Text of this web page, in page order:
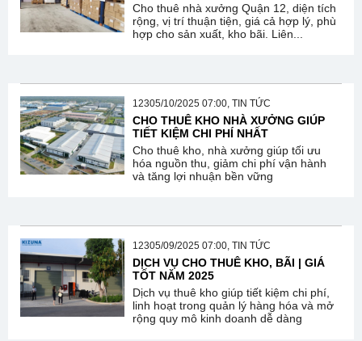
Cho thuê nhà xưởng Quận 12, diện tích
rộng, vị trí thuận tiện, giá cả hợp lý, phù
hợp cho sản xuất, kho bãi. Liên...
12305/10/2025 07:00, TIN TỨC
CHO THUÊ KHO NHÀ XƯỞNG GIÚP
TIẾT KIỆM CHI PHÍ NHẤT
Cho thuê kho, nhà xưởng giúp tối ưu
hóa nguồn thu, giảm chi phí vận hành
và tăng lợi nhuận bền vững
12305/09/2025 07:00, TIN TỨC
DỊCH VỤ CHO THUÊ KHO, BÃI | GIÁ
TỐT NĂM 2025
Dịch vụ thuê kho giúp tiết kiệm chi phí,
linh hoạt trong quản lý hàng hóa và mở
rộng quy mô kinh doanh dễ dàng